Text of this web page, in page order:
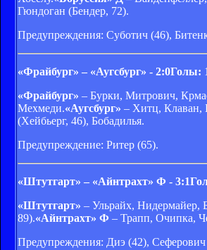
Гюндоган (Бендер, 72).
Предупреждения: Суботич (46),
«Фрайбург» – «Аугсбург» - 2:0Голы:
«Фрайбург» – Бурки, Митрович,
Мехмеди.«Аугсбург» – Хитц, Клаван,
(Хейбьерг, 46), Бобадилья.
Предупреждение: Ритер (65).
«Штутгарт» – «Айнтрахт» Ф - 3:1
«Штутгарт» – Ульрайх, Нидермайер,
89).«Айнтрахт» Ф – Трапп, Очипка,
Предупреждения: Диэ (42),